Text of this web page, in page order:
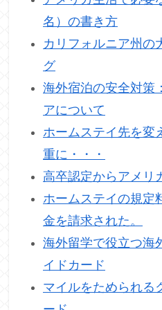
名）の書き方
カリフォルニア州の
グ
海外宿泊の安全対策
アについて
ホームステイ先を変
重に・・・
高卒認定からアメリ
ホームステイの規定
金を請求された。
海外留学で役立つ海
イドカード
マイルをためられる